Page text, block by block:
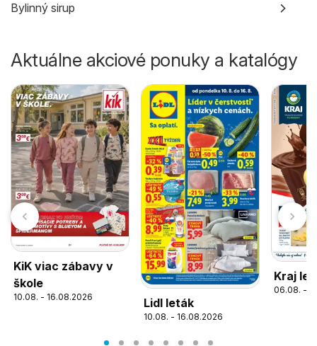
Bylinný sirup
Aktuálne akciové ponuky a katalógy
KiK viac zábavy v
škole
10.08. - 16.08.2026 Lidl leták
10.08. - 16.08.2026
Kraj
06.08. -